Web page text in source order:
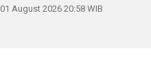
01 August 2026 20:58 WIB